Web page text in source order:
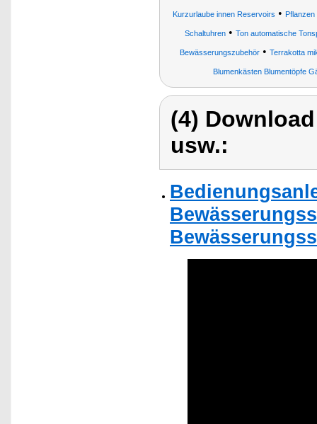
Kurzurlaube innen Reservoirs •
Schaltuhren• Ton automatische
Bewässerungszubehör• Terrakotta
Blumenkästen Blumentöpfe
(4)
usw.: